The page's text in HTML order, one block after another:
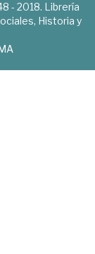
- 2018. Librería
Historia y